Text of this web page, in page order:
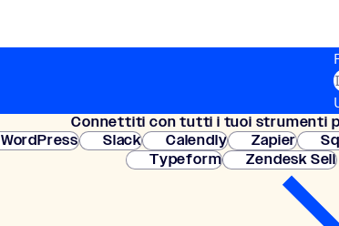
Connet­titi con tutti i tuoi strumenti
WordPress Slack Calendly Zapier
Typeform
Zendesk Sell